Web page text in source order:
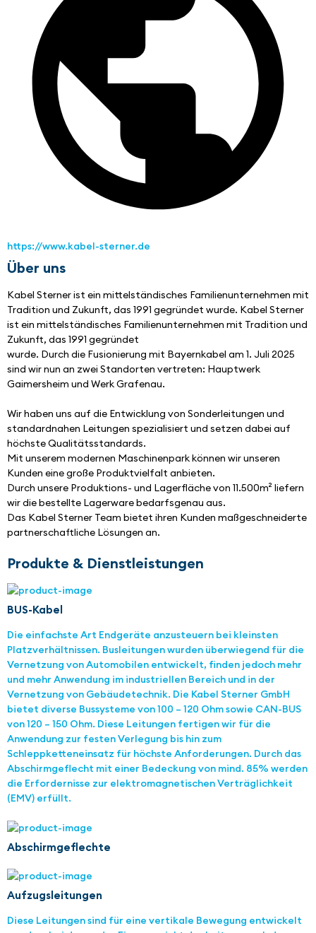
https://www.kabel-sterner.de
Über uns
Kabel Sterner ist ein mittelständisches Familienunternehmen mit
Tradition und Zukunft, das 1991 gegründet wurde. Kabel Sterner
ist ein mittelständisches Familienunternehmen mit Tradition und
Zukunft, das 1991 gegründet
wurde. Durch die Fusionierung mit Bayernkabel am 1. Juli 2025
sind wir nun an zwei Standorten vertreten: Hauptwerk
Gaimersheim und Werk Grafenau.
Wir haben uns auf die Entwicklung von Sonderleitungen und
standardnahen Leitungen spezialisiert und setzen dabei auf
höchste Qualitätsstandards.
Mit unserem modernen Maschinenpark können wir unseren
Kunden eine große Produktvielfalt anbieten.
Durch unsere Produktions- und Lagerfläche von 11.500m² liefern
wir die bestellte Lagerware bedarfsgenau aus.
Das Kabel Sterner Team bietet ihren Kunden maßgeschneiderte
partnerschaftliche Lösungen an.
Produkte & Dienstleistungen
BUS-Kabel
Die einfachste Art Endgeräte anzusteuern bei kleinsten
Platzverhältnissen. Busleitungen wurden überwiegend für die
Vernetzung von Automobilen entwickelt, finden jedoch mehr
und mehr Anwendung im industriellen Bereich und in der
Vernetzung von Gebäudetechnik. Die Kabel Sterner GmbH
bietet diverse Bussysteme von 100 – 120 Ohm sowie CAN-BUS
von 120 – 150 Ohm. Diese Leitungen fertigen wir für die
Anwendung zur festen Verlegung bis hin zum
Schleppketteneinsatz für höchste Anforderungen. Durch das
Abschirmgeflecht mit einer Bedeckung von mind. 85% werden
die Erfordernisse zur elektromagnetischen Verträglichkeit
(EMV) erfüllt.
Abschirmgeflechte
Aufzugsleitungen
Diese Leitungen sind für eine vertikale Bewegung entwickelt